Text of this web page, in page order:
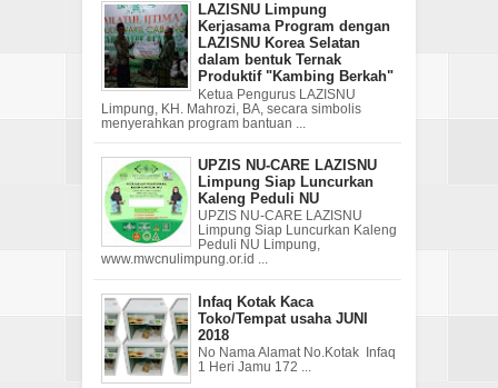
LAZISNU Limpung
Kerjasama Program dengan
LAZISNU Korea Selatan
dalam bentuk Ternak
Produktif "Kambing Berkah"
Ketua Pengurus LAZISNU
Limpung, KH. Mahrozi, BA, secara simbolis
menyerahkan program bantuan ...
UPZIS NU-CARE LAZISNU
Limpung Siap Luncurkan
Kaleng Peduli NU
UPZIS NU-CARE LAZISNU
Limpung Siap Luncurkan Kaleng
Peduli NU Limpung,
www.mwcnulimpung.or.id ...
Infaq Kotak Kaca
Toko/Tempat usaha JUNI
2018
No Nama Alamat No.Kotak Infaq
1 Heri Jamu 172 ...